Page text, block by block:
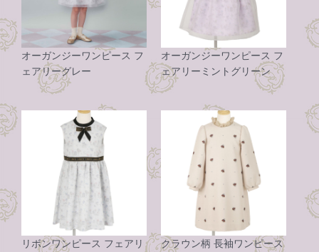
オーガンジーワンピース フ
ェアリーグレー
オーガンジーワンピース フ
ェアリーミントグリーン
リボンワンピース フェアリ
クラウン柄 長袖ワンピース